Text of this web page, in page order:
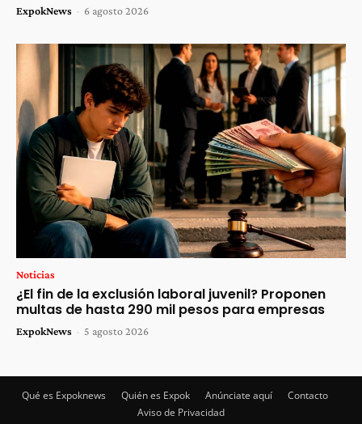
ExpokNews - 6 agosto 2026
Noticias
¿El fin de la exclusión laboral juvenil? Proponen
multas de hasta 290 mil pesos para empresas
ExpokNews - 5 agosto 2026
Qué es Expoknews Quién es Expok Anúnciate aquí
Contacto
Aviso de Privacidad